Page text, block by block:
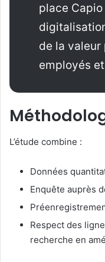
place
de la valeur
employés
L’étude combine :
Données
Enquête auprès
Respect des
recherche en